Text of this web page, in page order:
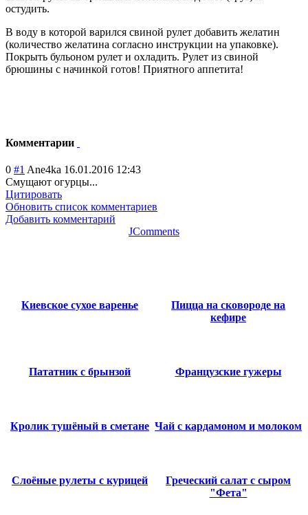
остудить.
В воду в которой варился свиной рулет добавить желатин
(количество желатина согласно инструкции на упаковке).
Покрыть бульоном рулет и охладить. Рулет из свиной
брюшины с начинкой готов! Приятного аппетита!
Комментарии
0 #1 Ane4ka 16.01.2016 12:43
Смущают огурцы...
Цитировать
Обновить список комментариев
Добавить комментарий
JComments
Киевское сухое варенье
Пицца на сковороде на
кефире
Пататник с брынзой Французские гужеры
Кролик тушёный в сметане Чай с кардамоном и молоком
Слоёные рулеты с курицей
Греческий салат с сыром
"Фета"